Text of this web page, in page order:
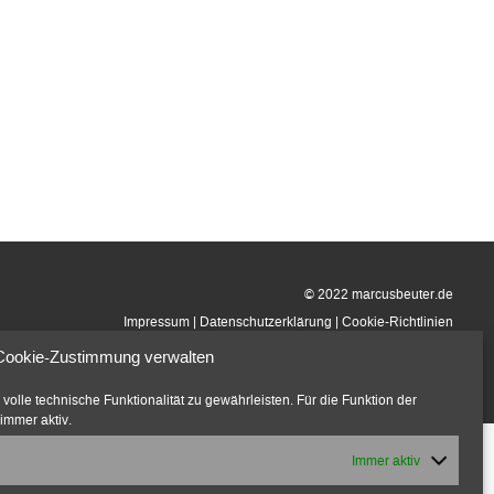
Zustimmung verwalten
technische Funktionalität zu gewährleisten. Für die Funktion der
aktiv.
Immer aktiv
© 2022 marcusbeuter.de
Impressum Datenschutzerklärung Cookie-Richtlinien